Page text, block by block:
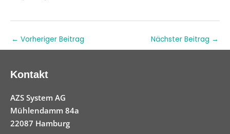
← Vorheriger Beitrag Nächster Beitrag →
Kontakt
AZS System AG
Mühlendamm 84a
22087 Hamburg